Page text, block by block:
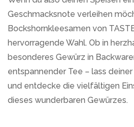
Geschmacksnote verleihen
Bockshornkleesamen von
hervorragende Wahl. Ob in
besonderes Gewürz in
entspannender Tee – lass
und entdecke die vielfältigen
dieses wunderbaren Gewürzes.